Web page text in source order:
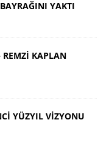
YAKTI
REMZİ KAPLAN
YÜZYIL VİZYONU